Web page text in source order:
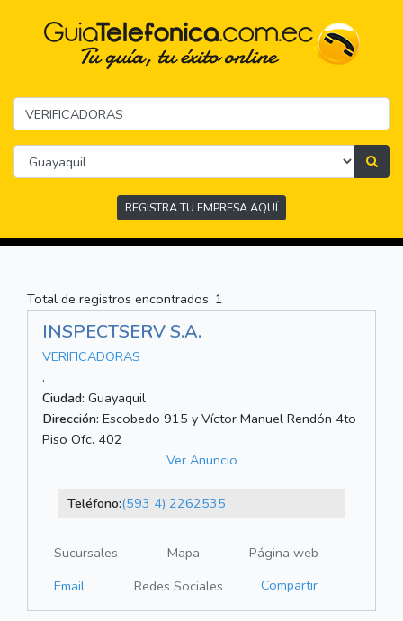
REGISTRA TU EMPRESA AQUÍ
Total de registros encontrados: 1
INSPECTSERV S.A.
VERIFICADORAS
.
Ciudad: Guayaquil
Dirección: Escobedo 915 y Víctor Manuel Rendón 4to
Piso Ofc. 402
Ver Anuncio
Teléfono:(593 4) 2262535
Sucursales Mapa
Página web
Email
Redes Sociales Compartir